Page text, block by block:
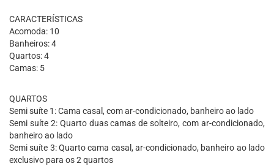
CARACTERÍSTICAS
Acomoda: 10
Banheiros: 4
Quartos: 4
Camas: 5
QUARTOS
Semi suíte 1: Cama casal, com ar-condicionado, banheiro ao lado
Semi suíte 2: Quarto duas camas de solteiro, com ar-condicionado,
banheiro ao lado
Semi suíte 3: Quarto cama casal, ar-condicionado, banheiro ao lado
exclusivo para os 2 quartos